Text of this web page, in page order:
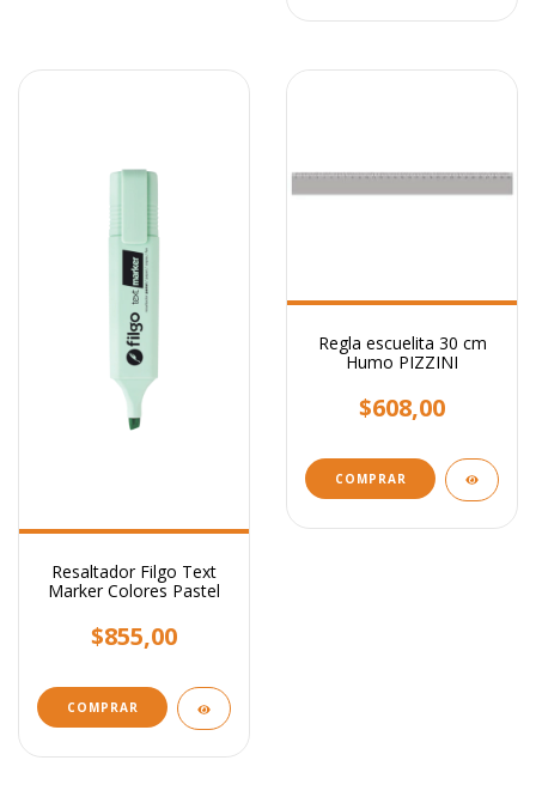
Resaltador Filgo Text
Marker Colores Pastel
$855,00
COMPRAR
Regla escuelita 30 cm
Humo PIZZINI
$608,00